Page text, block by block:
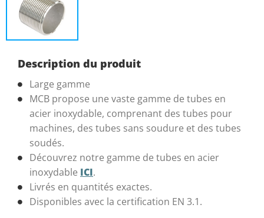
Description du produit
Large gamme
MCB propose une vaste gamme de tubes en
acier inoxydable, comprenant des tubes pour
machines, des tubes sans soudure et des tubes
soudés.
Découvrez notre gamme de tubes en acier
inoxydable ICI.
Livrés en quantités exactes.
Disponibles avec la certification EN 3.1.